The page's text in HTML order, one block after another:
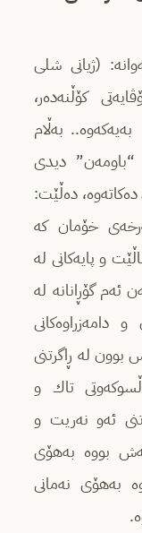
(ژیانی شلی
كۆڵنەدەر،
بەڵام
“باومەن” دیدی
دەڵێت:
خۆمان كە
و پایەكانی لە
ئەم گۆڕانانە لە
دامەزراوەكانی
بوون لە ڕاگرتنی
تاك و
ئەو نەریت و
بووە بەھۆی
بەھۆی نەمانی